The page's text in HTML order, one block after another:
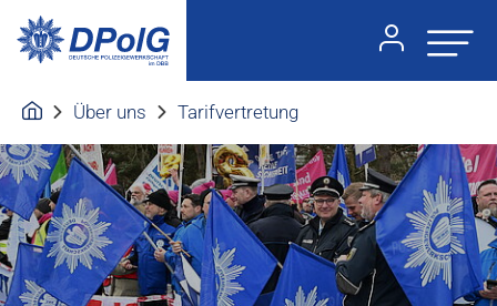
Über uns Tarifvertretung